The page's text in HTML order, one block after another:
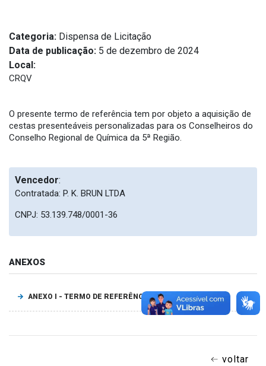
Categoria: Dispensa de Licitação
Data de publicação: 5 de dezembro de 2024
Local:
CRQV
O presente termo de referência tem por objeto a aquisição de
cestas presenteáveis personalizadas para os Conselheiros do
Conselho Regional de Química da 5ª Região.
Vencedor:
Contratada: P. K. BRUN LTDA
CNPJ: 53.139.748/0001-36
ANEXOS
ANEXO I - TERMO DE REFERÊNCIA
voltar